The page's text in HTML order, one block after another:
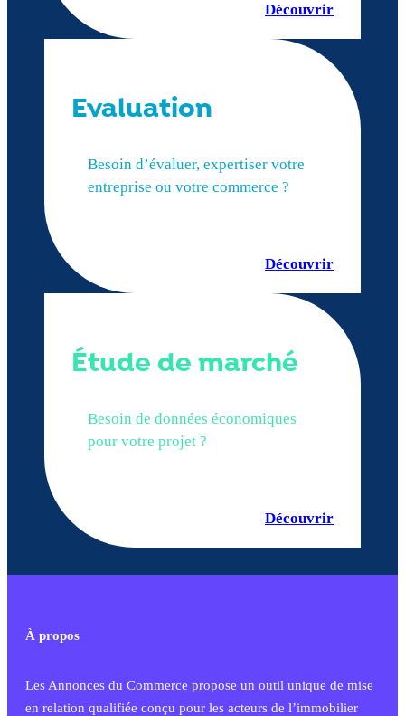
Découvrir
Evaluation
Besoin d’évaluer, expertiser votre
entreprise ou votre commerce ?
Découvrir
Étude de marché
Besoin de données économiques
pour votre projet ?
Découvrir
À propos
Les Annonces du Commerce propose un outil unique de mise
en relation qualifiée conçu pour les acteurs de l’immobilier